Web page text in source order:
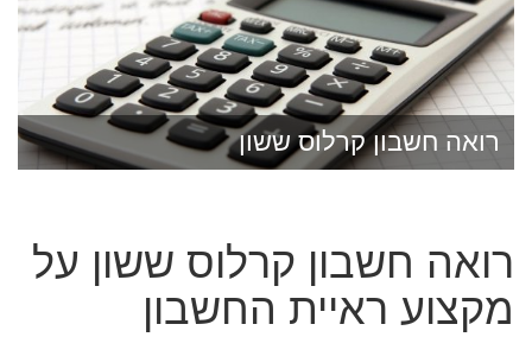
רואה חשבון קרלוס ששון
רואה חשבון קרלוס ששון על
מקצוע ראיית החשבון